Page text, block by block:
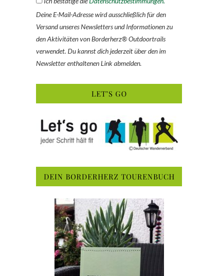
Deine E-Mail-Adresse wird ausschließlich für den
Versand unseres Newsletters und Informationen zu
den Aktivitäten von Borderherz® Outdoortrails
verwendet. Du kannst dich jederzeit über den im
Newsletter enthaltenen Link abmelden.
LET’S GO
DEIN BORDERHERZ TOURENBUCH